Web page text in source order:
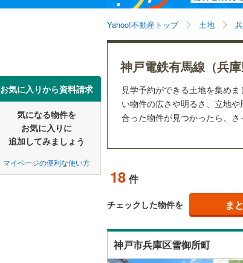
Yahoo!不動産トップ 土地
お気に入りから資料請求
気になる物件を
お気に入りに
追加してみましょう
マイページの便利な使い方
神戸電鉄有馬線（兵
見学予約ができる土地を集め
い物件の広さや明るさ、立地
合った物件が見つかったら、さ
18 件
チェックした物件を ま
神戸市兵庫区雪御所町
関東
東海 愛知
近畿 大
中国 鳥
福
長
兵庫県のそのほ
姫
西
伊
加
私鉄・その他 阪
阪
神
(3)
(0) (0)
平
販売
更
立地
オン